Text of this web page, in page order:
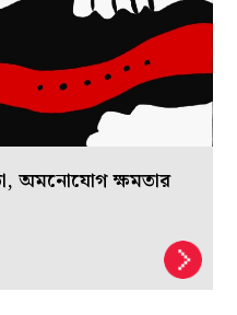
অমনোযোগ ক্ষমতার